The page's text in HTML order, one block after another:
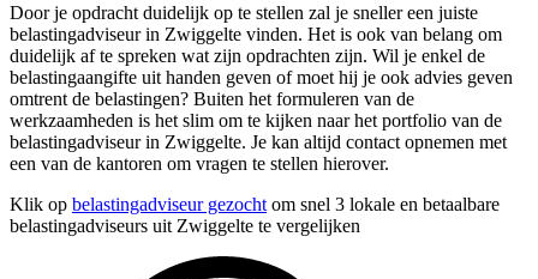
Door je opdracht duidelijk op te stellen zal je sneller een juiste
belastingadviseur in Zwiggelte vinden. Het is ook van belang om
duidelijk af te spreken wat zijn opdrachten zijn. Wil je enkel de
belastingaangifte uit handen geven of moet hij je ook advies geven
omtrent de belastingen? Buiten het formuleren van de
werkzaamheden is het slim om te kijken naar het portfolio van de
belastingadviseur in Zwiggelte. Je kan altijd contact opnemen met
een van de kantoren om vragen te stellen hierover.
Klik op belastingadviseur gezocht om snel 3 lokale en betaalbare
belastingadviseurs uit Zwiggelte te vergelijken